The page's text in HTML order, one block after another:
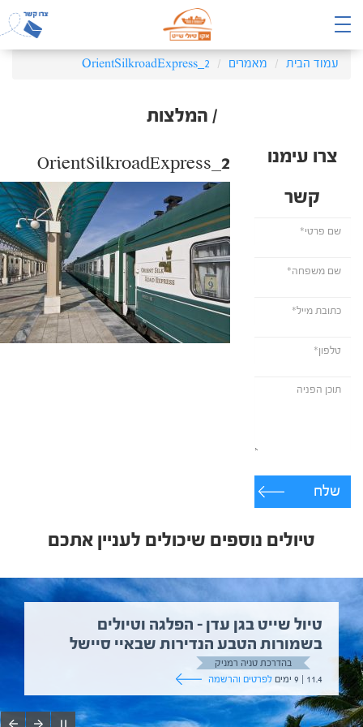
עמוד הבית מאמרים OrientSilkroadExpress_2
/ המלצות
צרו עימנו
קשר
שלח
OrientSilkroadExpress_2
טיולים נוספים שיכולים לעניין אתכם
טיול שייט בגן עדן – הפלגה וטיולים
בשמורות הטבע הנדירות שבאיי סיישל
בהדרכת טניה רמניק
11.4 | 9 ימים
לפרטים והרשמה